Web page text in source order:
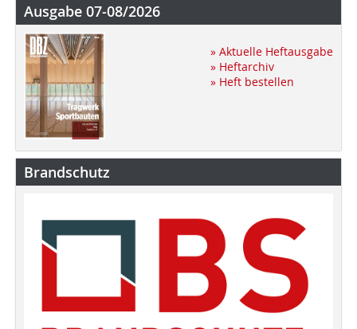
Ausgabe 07-08/2026
» Aktuelle Heftausgabe
» Heftarchiv
» Heft bestellen
Brandschutz